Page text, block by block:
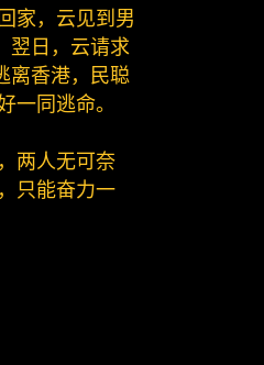
家，云见到男
翌日，云请求
离香港，民聪
一同­逃命。
两人无可奈
只能奋力一